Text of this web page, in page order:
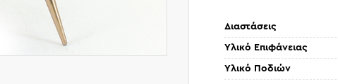
Διαστάσεις
Υλικό Επιφάνειας
Υλικό Ποδιών